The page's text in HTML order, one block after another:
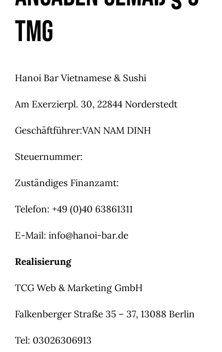
TMG
Hanoi Bar Vietnamese & Sushi
Am Exerzierpl. 30, 22844 Norderstedt
Geschäftführer:VAN NAM DINH
Steuernummer:
Zuständiges Finanzamt:
Telefon: +49 (0)40 63861311
E-Mail: info@hanoi-bar.de
Realisierung
TCG Web & Marketing GmbH
Falkenberger Straße 35 – 37, 13088 Berlin
Tel: 03026306913